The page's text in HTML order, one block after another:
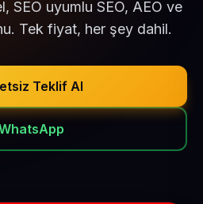
SEO uyumlu SEO, AEO ve
Tek fiyat, her şey dahil.
Teklif Al